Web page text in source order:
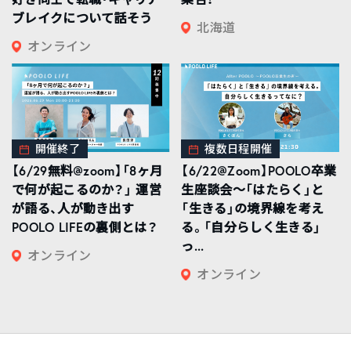
ブレイクについて話そう
オンライン
北海道
開催終了
【6/29無料@zoom】「8ヶ月
で何が起こるのか？」 運営
が語る、人が動き出す
POOLO LIFEの裏側とは？
オンライン
複数日程開催
【6/22@Zoom】POOLO卒業
生座談会〜「はたらく」と
「生きる」の境界線を考え
る。「自分らしく生きる」
っ...
オンライン